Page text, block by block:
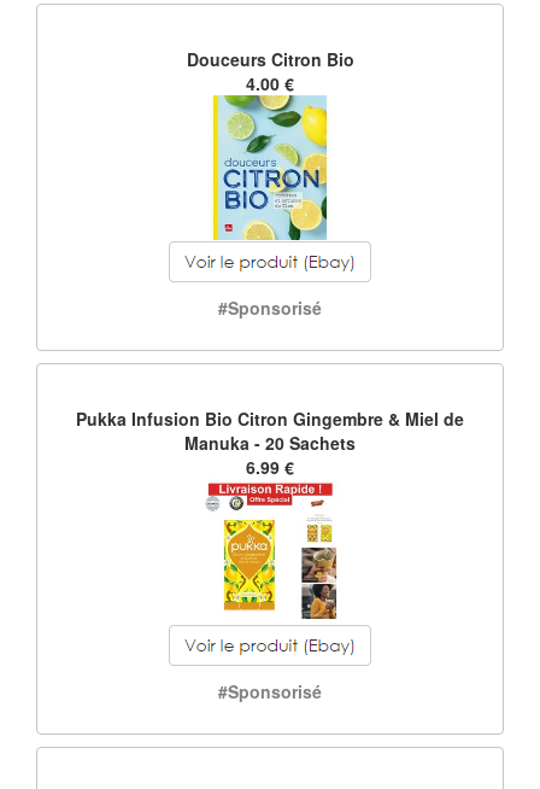
Douceurs Citron Bio
4.00 €
#Sponsorisé
Pukka Infusion Bio Citron Gingembre & Miel de
Manuka - 20 Sachets
6.99 €
#Sponsorisé